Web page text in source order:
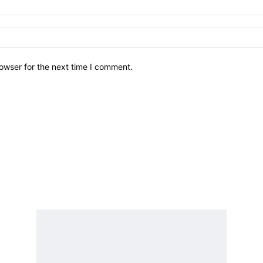
for the next time I comment.